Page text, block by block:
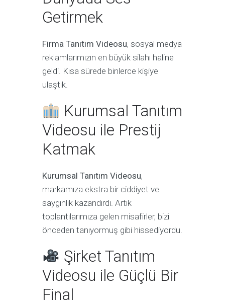
Getirmek
Firma Tanıtım Videosu, sosyal medya
reklamlarımızın en büyük silahı haline
geldi. Kısa sürede binlerce kişiye
ulaştık.
Kurumsal Tanıtım
Videosu ile Prestij
Katmak
Kurumsal Tanıtım Videosu,
markamıza ekstra bir ciddiyet ve
saygınlık kazandırdı. Artık
toplantılarımıza gelen misafirler, bizi
önceden tanıyormuş gibi hissediyordu.
Şirket Tanıtım
Videosu ile Güçlü Bir
Final